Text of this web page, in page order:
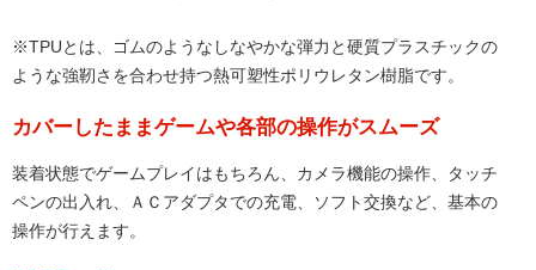
※TPUとは、ゴムのようなしなやかな弾力と硬質プラスチックの
ような強靭さを合わせ持つ熱可塑性ポリウレタン樹脂です。
カバーしたままゲームや各部の操作がスムーズ
装着状態でゲームプレイはもちろん、カメラ機能の操作、タッチ
ペンの出入れ、ＡＣアダプタでの充電、ソフト交換など、基本の
操作が行えます。